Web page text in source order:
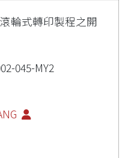
輪式轉印製程之開
045-MY2